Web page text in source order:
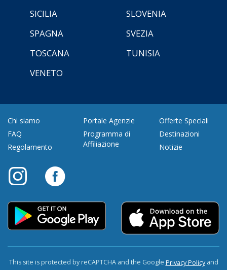
SICILIA
SLOVENIA
SPAGNA
SVEZIA
TOSCANA
TUNISIA
VENETO
Chi siamo
FAQ
Regolamento
Portale Agenzie
Programma di
Affiliazione
Offerte Speciali
Destinazioni
Notizie
This site is protected by reCAPTCHA and the Google Privacy Policyand